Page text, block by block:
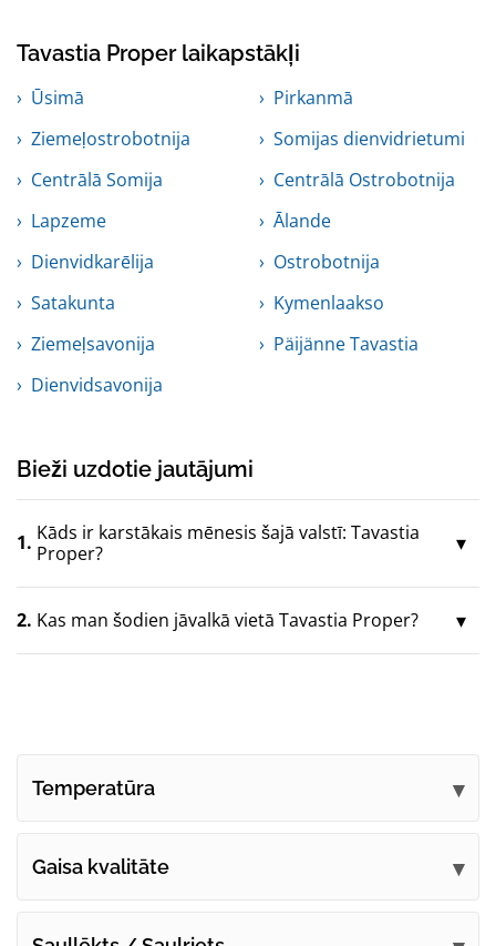
Tavastia Proper laikapstākļi
Ūsimā
Pirkanmā
Ziemeļostrobotnija
Somijas dienvidrietumi
Centrālā Somija
Centrālā Ostrobotnija
Lapzeme
Ālande
Dienvidkarēlija
Ostrobotnija
Satakunta
Kymenlaakso
Ziemeļsavonija
Päijänne Tavastia
Dienvidsavonija
Bieži uzdotie jautājumi
1. Kāds ir karstākais mēnesis šajā valstī: Tavastia
Proper?
2. Kas man šodien jāvalkā vietā Tavastia Proper?
Temperatūra
Gaisa kvalitāte